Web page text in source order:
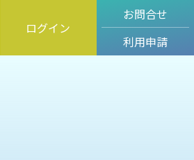
ログイン
お問合せ
利用申請